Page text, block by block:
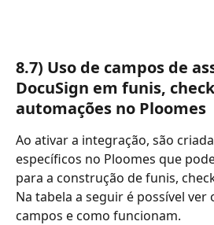
8.7) Uso de campos de
DocuSign em funis,
automações no Ploomes
Ao ativar a integração, são
específicos no Ploomes que
para a construção de funis,
Na tabela a seguir é possível ver
campos e como funcionam.